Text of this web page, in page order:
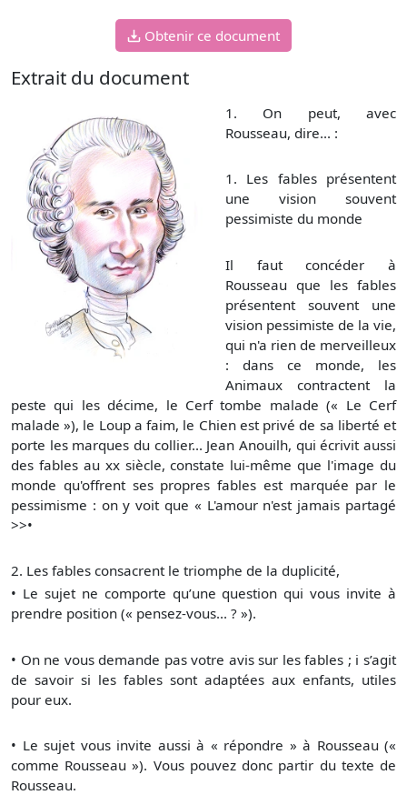
Obtenir ce document
Extrait du document
1.
On peut, avec
Rousseau, dire... :
1. Les fables présentent
une vision souvent
pessimiste du monde
Il faut concéder à
Rousseau que les fables
présentent souvent une
vision pessimiste de la vie,
qui n'a rien de merveilleux
: dans ce monde, les
Animaux contractent la
peste qui les décime, le Cerf tombe malade (« Le Cerf
malade »), le Loup a faim, le Chien est privé de sa liberté et
porte les marques du collier... Jean Anouilh, qui écrivit aussi
des fables au xx siècle, constate lui-même que l'image du
monde qu'offrent ses propres fables est marquée par le
pessimisme : on y voit que « L'amour n'est jamais partagé
>>•
2. Les fables consacrent le triomphe de la duplicité,
• Le sujet ne comporte qu’une question qui vous invite à
prendre position (« pensez-vous... ? »).
• On ne vous demande pas votre avis sur les fables ; i s’agit
de savoir si les fables sont adaptées aux enfants, utiles
pour eux.
• Le sujet vous invite aussi à « répondre » à Rousseau («
comme Rousseau »). Vous pouvez donc partir du texte de
Rousseau.